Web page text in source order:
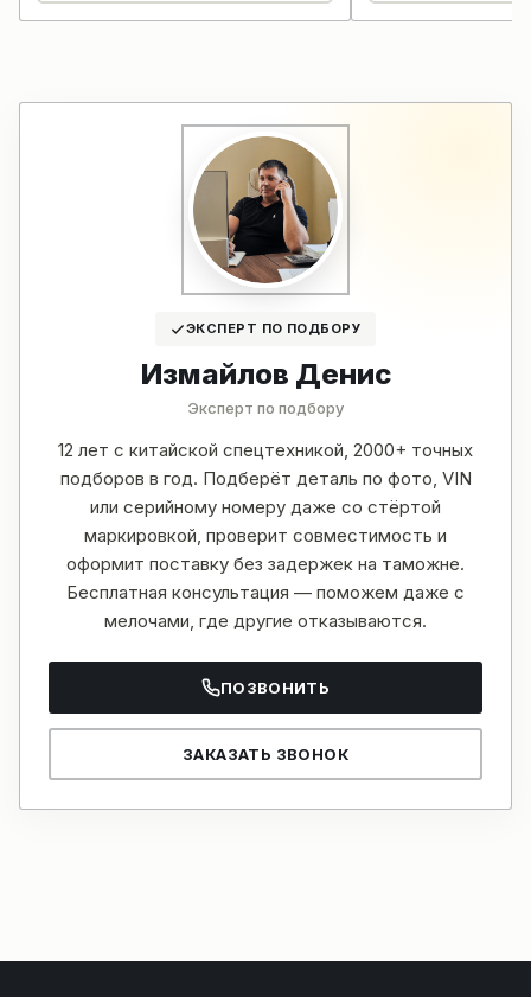
ЭКСПЕРТ ПО ПОДБОРУ
Измайлов Денис
Эксперт по подбору
12 лет с китайской спецтехникой, 2000+ точных
подборов в год. Подберёт деталь по фото, VIN
или серийному номеру даже со стёртой
маркировкой, проверит совместимость и
оформит поставку без задержек на таможне.
Бесплатная консультация — поможем даже с
мелочами, где другие отказываются.
ПОЗВОНИТЬ
ЗАКАЗАТЬ ЗВОНОК